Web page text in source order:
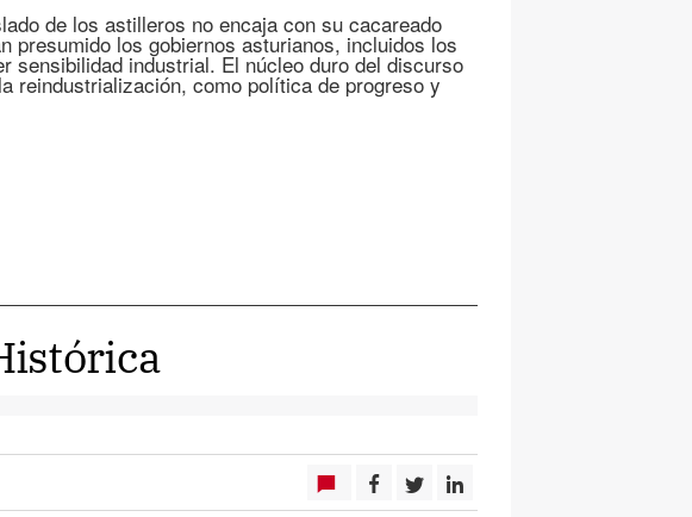
de los astilleros no encaja con su cacareado
presumido los gobiernos asturianos, incluidos los
sensibilidad industrial. El núcleo duro del discurso
reindustrialización, como política de progreso y